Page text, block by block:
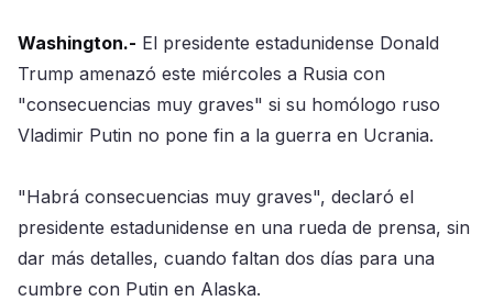
Washington.- El presidente estadunidense Donald
Trump amenazó este miércoles a Rusia con
"consecuencias muy graves" si su homólogo ruso
Vladimir Putin no pone fin a la guerra en Ucrania.
"Habrá consecuencias muy graves", declaró el
presidente estadunidense en una rueda de prensa, sin
dar más detalles, cuando faltan dos días para una
cumbre con Putin en Alaska.